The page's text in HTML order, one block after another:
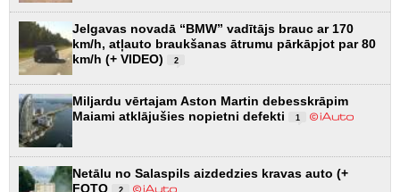
Jelgavas novadā “BMW” vadītājs brauc ar 170
km/h, atļauto braukšanas ātrumu pārkāpjot par 80
km/h (+ VIDEO)
2
Miljardu vērtajam Aston Martin debesskrāpim
Maiami atklājušies nopietni defekti
1
Netālu no Salaspils aizdedzies kravas auto (+
FOTO
2